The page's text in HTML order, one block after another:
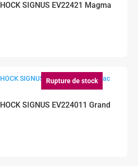
SIGNUS EV22421 Magma
Rupture de stock
SIGNUS EV224011 Grand